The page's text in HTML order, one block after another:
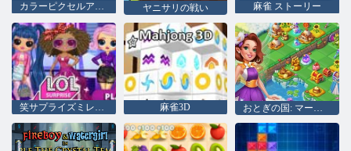
カラーピクセルアートクラシック ヤニサリの戦い 麻雀 ストーリー
笑サプライズミレニアルズ 麻雀3D おとぎの国: マージ & マジック